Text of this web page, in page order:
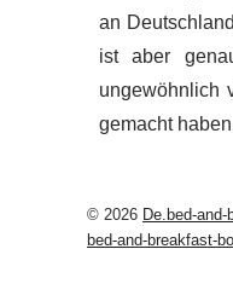
an
ist aber
ungewöhnlich
gemacht
© 2026 De.bed-
bed-and-breakfast-